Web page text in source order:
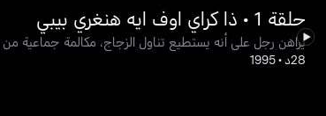
حلقة 1 • ذا كراي اوف ايه هنغري بيبي
يراهن رجل على أنه يستطيع تناول الزجاج، مكالمة جماعية
28د •
1995